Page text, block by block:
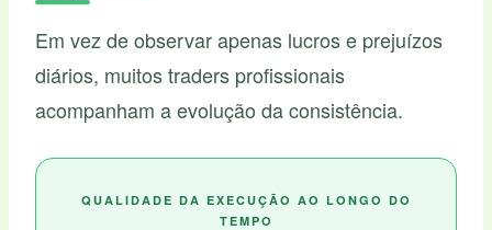
Em vez de observar apenas lucros e prejuízos
diários, muitos traders profissionais
acompanham a evolução da consistência.
QUALIDADE DA EXECUÇÃO AO LONGO DO
TEMPO